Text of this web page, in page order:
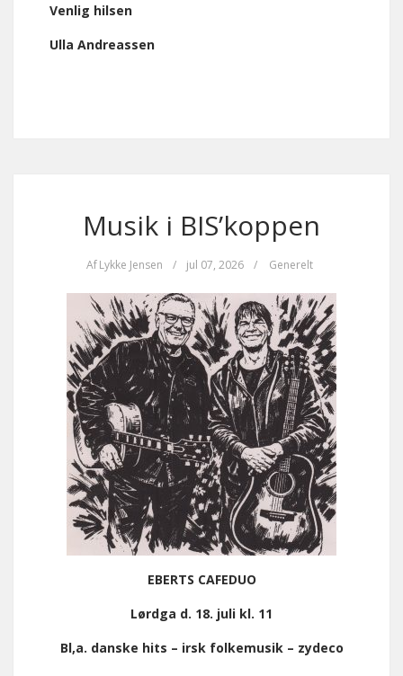
Venlig hilsen
Ulla Andreassen
Musik i BIS’koppen
Af Lykke Jensen / jul 07, 2026 / Generelt
EBERTS CAFEDUO
Lørdga d. 18. juli kl. 11
Bl,a. danske hits – irsk folkemusik – zydeco